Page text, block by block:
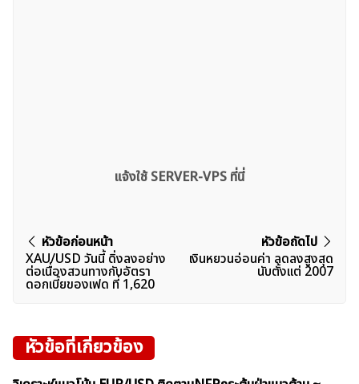
แจ้งใช้ SERVER-VPS ที่นี่
แนะแนว
เรื่อง
หัวข้อก่อนหน้า
XAU/USD วันนี้ ดิ่งลงอย่าง
ต่อเนื่องสวนทางกับอัตรา
ดอกเบี้ยของเฟด ที่ 1,620
หัวข้อถัดไป
เงินหยวนอ่อนค่า ลดลงสูงสุด
นับตั้งเเต่ 2007
หัวข้อที่เกี่ยวข้อง